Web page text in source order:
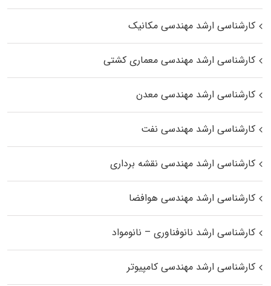
کارشناسی ارشد مهندسی مکانیک
کارشناسی ارشد مهندسی معماری کشتی
کارشناسی ارشد مهندسی معدن
کارشناسی ارشد مهندسی نفت
کارشناسی ارشد مهندسی نقشه برداری
کارشناسی ارشد مهندسی هوافضا
کارشناسی ارشد نانوفناوری – نانومواد
کارشناسی ارشد مهندسی کامپیوتر